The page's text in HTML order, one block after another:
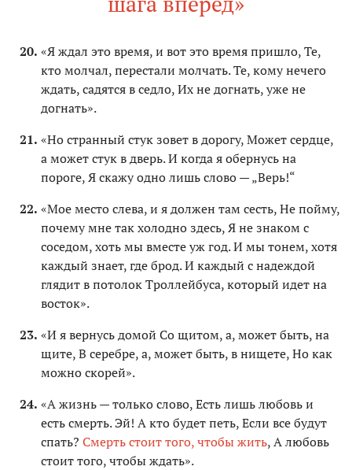
«Я ждал это время, и вот это время пришло, Те,
кто молчал, перестали молчать. Те, кому нечего
ждать, садятся в седло, Их не догнать, уже не
догнать».
«Но странный стук зовет в дорогу, Может сердце,
а может стук в дверь. И когда я обернусь на
пороге, Я скажу одно лишь слово — „Верь!“
«Мое место слева, и я должен там сесть, Не пойму,
почему мне так холодно здесь, Я не знаком с
соседом, хоть мы вместе уж год. И мы тонем, хотя
каждый знает, где брод. И каждый с надеждой
глядит в потолок Троллейбуса, который идет на
восток».
«И я вернусь домой Со щитом, а, может быть, на
щите, В серебре, а, может быть, в нищете, Но как
можно скорей».
«А жизнь — только слово, Есть лишь любовь и
есть смерть. Эй! А кто будет петь, Если все будут
спать? Смерть стоит того, чтобы жить, А любовь
стоит того, чтобы ждать».